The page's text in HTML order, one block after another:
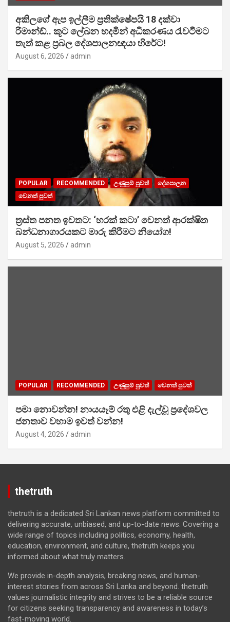
අකිලගේ ඇප ඉල්ලීම ප්‍රතික්ෂේපයි 18 දක්වා
රිමාන්ඩ්.. කූට ලේඛන හදමින් අධිකරණය රැවටීමට
තැත් කළ ප්‍රබල දේශපාලනඥයා හිරේට!
August 6, 2026 admin
POPULAR RECOMMENDED උණුසුම් පුවත්
දේශපාලන
වෙනත් පුවත්
ත්‍රස්ත පනත ඉවතට: ‘හරක් කටා’ වෙනත් ආරක්ෂිත
බන්ධනාගාරයකට මාරු කිරීමට නියෝග!
August 5, 2026 admin
POPULAR RECOMMENDED උණුසුම් පුවත් වෙනත් පුවත්
පමා නොවන්න! නායයෑම් රතු එළි දැල්වූ ප්‍රදේශවල
ජනතාව වහාම ඉවත් වන්න!
August 4, 2026 admin
thetruth
thetruth is a dedicated Sri Lankan news platform committed to
delivering accurate, unbiased, and up-to-date news. Covering a
wide range of topics including politics, economy, health,
education, environment, and culture, thetruth keeps you
informed about what truly matters.
We provide in-depth analysis, breaking news, and human-
interest stories from across Sri Lanka and beyond. thetruth
values journalistic integrity and strives to be a reliable source
for citizens seeking transparency and awareness in today’s
fast-moving world.